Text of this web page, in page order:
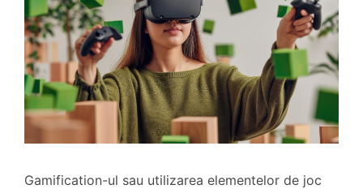
Gamification-ul sau utilizarea elementelor de joc